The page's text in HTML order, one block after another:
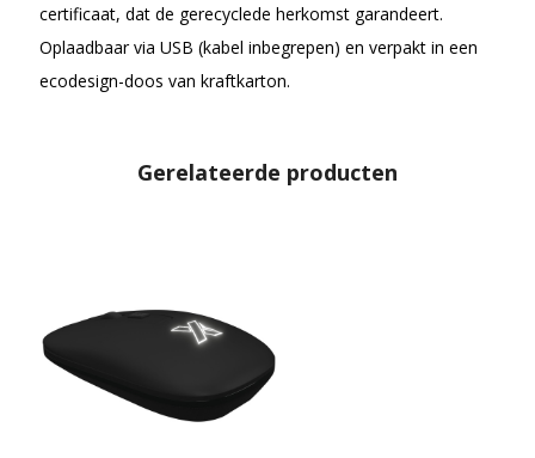
certificaat, dat de gerecyclede herkomst garandeert.
Oplaadbaar via USB (kabel inbegrepen) en verpakt in een
ecodesign-doos van kraftkarton.
Gerelateerde producten